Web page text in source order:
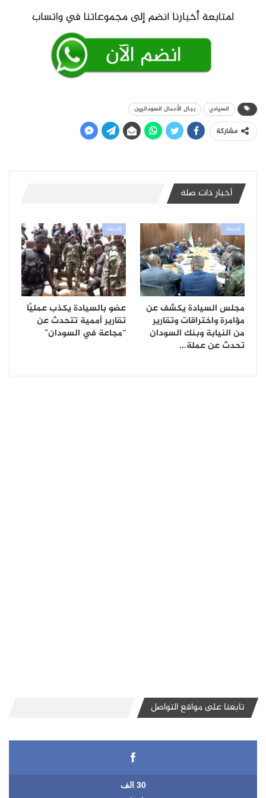
السيادي رجال الأعمال السودانيين
مشاركة
أخبار ذات صلة
إقتصاد
مجلس السيادة يكشف عن
مؤامرة واختراقات وتقارير
من النيابة وبنك السودان
تحدث عن عملة…
إقتصاد
عضو بالسيادة يكذب عمليًا
تقارير أممية تتحدث عن
“مجاعة في السودان”
تابعنا على مواقع التواصل
30 الف